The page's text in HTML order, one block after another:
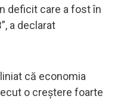
deficit care a fost în
a declarat
că economia
o creștere foarte